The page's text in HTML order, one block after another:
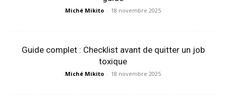
Miché Mikito - 18 novembre 2025
Guide complet : Checklist avant de quitter un job
toxique
Miché Mikito - 18 novembre 2025